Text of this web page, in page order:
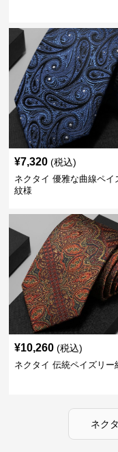
¥7,320 (税込)
ネクタイ 優雅な曲線ペイ
紋様
¥10,260 (税込)
ネクタイ 伝統ペイズリー
ネク